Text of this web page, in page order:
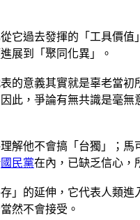
它過去發揮的「工具價
展到「聚同化異」。
的意義其實就是辜老當
此，爭論有無共識是毫
解他不會搞「台獨」；
國民黨在內，已缺乏信心，
」的延伸，它代表人類
然不會接受。